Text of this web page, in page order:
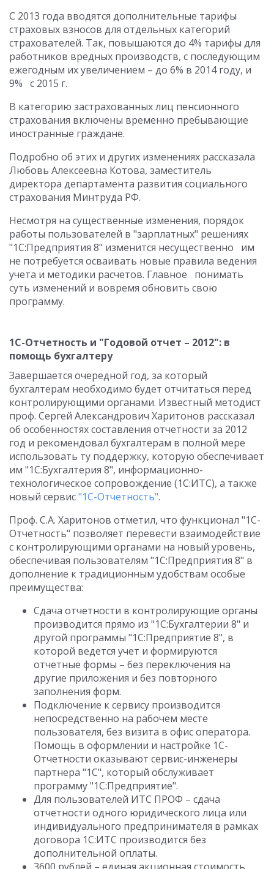
С 2013 года вводятся дополнительные тарифы
страховых взносов для отдельных категорий
страхователей. Так, повышаются до 4% тарифы для
работников вредных производств, с последующим
ежегодным их увеличением – до 6% в 2014 году, и
9% с 2015 г.
В категорию застрахованных лиц пенсионного
страхования включены временно пребывающие
иностранные граждане.
Подробно об этих и других изменениях рассказала
Любовь Алексеевна Котова, заместитель
директора департамента развития социального
страхования Минтруда РФ.
Несмотря на существенные изменения, порядок
работы пользователей в "зарплатных" решениях
"1С:Предприятия 8" изменится несущественно им
не потребуется осваивать новые правила ведения
учета и методики расчетов. Главное понимать
суть изменений и вовремя обновить свою
программу.
1С-Отчетность и "Годовой отчет – 2012": в
помощь бухгалтеру
Завершается очередной год, за который
бухгалтерам необходимо будет отчитаться перед
контролирующими органами. Известный методист
проф. Сергей Александрович Харитонов рассказал
об особенностях составления отчетности за 2012
год и рекомендовал бухгалтерам в полной мере
использовать ту поддержку, которую обеспечивает
им "1С:Бухгалтерия 8", информационно-
технологическое сопровождение (1С:ИТС), а также
новый сервис"1С-Отчетность".
Проф. С.А. Харитонов отметил, что функционал "1С-
Отчетность" позволяет перевести взаимодействие
с контролирующими органами на новый уровень,
обеспечивая пользователям "1С:Предприятия 8" в
дополнение к традиционным удобствам особые
преимущества:
Сдача отчетности в контролирующие органы
производится прямо из "1С:Бухгалтерии 8" и
другой программы "1С:Предприятие 8", в
которой ведется учет и формируются
отчетные формы – без переключения на
другие приложения и без повторного
заполнения форм.
Подключение к сервису производится
непосредственно на рабочем месте
пользователя, без визита в офис оператора.
Помощь в оформлении и настройке 1С-
Отчетности оказывают сервис-инженеры
партнера "1С", который обслуживает
программу "1С:Предприятие".
Для пользователей ИТС ПРОФ – сдача
отчетности одного юридического лица или
индивидуального предпринимателя в рамках
договора 1С:ИТС производится без
дополнительной оплаты.